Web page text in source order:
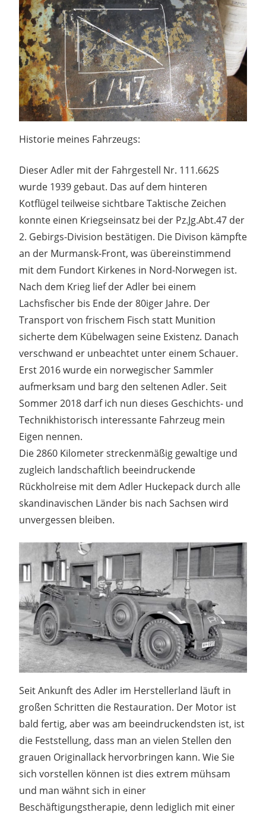
Historie meines Fahrzeugs:
Dieser Adler mit der Fahrgestell Nr. 111.662S
wurde 1939 gebaut. Das auf dem hinteren
Kotflügel teilweise sichtbare Taktische Zeichen
konnte einen Kriegseinsatz bei der Pz.Jg.Abt.47 der
2. Gebirgs-Division bestätigen. Die Divison kämpfte
an der Murmansk-Front, was übereinstimmend
mit dem Fundort Kirkenes in Nord-Norwegen ist.
Nach dem Krieg lief der Adler bei einem
Lachsfischer bis Ende der 80iger Jahre. Der
Transport von frischem Fisch statt Munition
sicherte dem Kübelwagen seine Existenz. Danach
verschwand er unbeachtet unter einem Schauer.
Erst 2016 wurde ein norwegischer Sammler
aufmerksam und barg den seltenen Adler. Seit
Sommer 2018 darf ich nun dieses Geschichts- und
Technikhistorisch interessante Fahrzeug mein
Eigen nennen.
Die 2860 Kilometer streckenmäßig gewaltige und
zugleich landschaftlich beeindruckende
Rückholreise mit dem Adler Huckepack durch alle
skandinavischen Länder bis nach Sachsen wird
unvergessen bleiben.
Seit Ankunft des Adler im Herstellerland läuft in
großen Schritten die Restauration. Der Motor ist
bald fertig, aber was am beeindruckendsten ist, ist
die Feststellung, dass man an vielen Stellen den
grauen Originallack hervorbringen kann. Wie Sie
sich vorstellen können ist dies extrem mühsam
und man wähnt sich in einer
Beschäftigungstherapie, denn lediglich mit einer